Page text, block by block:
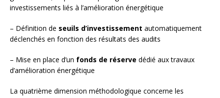
investissements liés à l’amélioration énergétique
– Définition de seuils d’investissement automatiquement
déclenchés en fonction des résultats des audits
– Mise en place d’un fonds de réserve dédié aux travaux
d’amélioration énergétique
La quatrième dimension méthodologique concerne les